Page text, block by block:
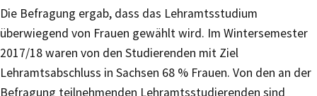
Die Befragung ergab, dass das Lehramtsstudium
überwiegend von Frauen gewählt wird. Im Wintersemester
2017/18 waren von den Studierenden mit Ziel
Lehramtsabschluss in Sachsen 68 % Frauen. Von den an der
Befragung teilnehmenden Lehramtsstudierenden sind